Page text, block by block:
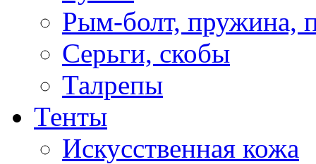
Рым-болт, пружина,
Серьги, скобы
Талрепы
Тенты
Искусственная кожа